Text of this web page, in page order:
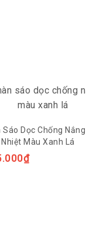
Sáo Dọc Chống Nắng
Màu Xanh Lá
₫